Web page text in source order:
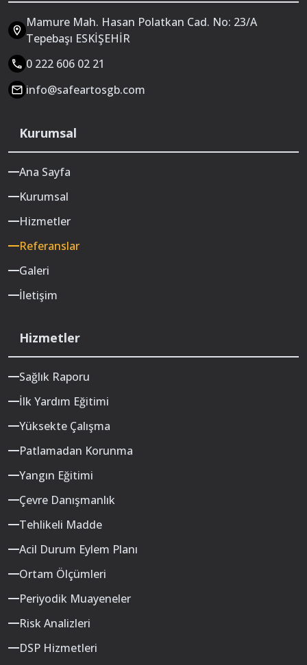
Mamure Mah. Hasan Polatkan Cad. No: 23/A
Tepebaşı ESKİŞEHİR
0 222 606 02 21
info@safeartosgb.com
Kurumsal
Ana Sayfa
Kurumsal
Hizmetler
Referanslar
Galeri
İletişim
Hizmetler
Sağlık Raporu
İlk Yardım Eğitimi
Yüksekte Çalışma
Patlamadan Korunma
Yangın Eğitimi
Çevre Danışmanlık
Tehlikeli Madde
Acil Durum Eylem Planı
Ortam Ölçümleri
Periyodik Muayeneler
Risk Analizleri
DSP Hizmetleri